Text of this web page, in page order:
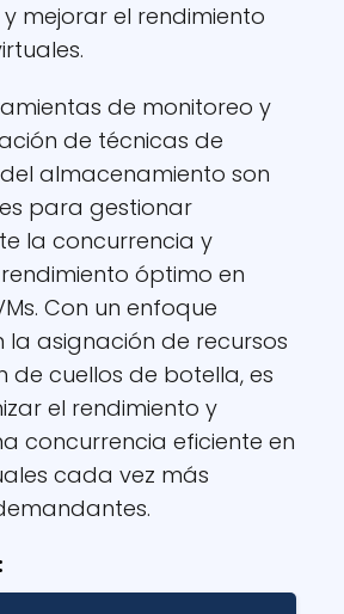
mejorar el rendimiento
de monitoreo y
de técnicas de
almacenamiento son
para gestionar
la concurrencia y
óptimo en
Con un enfoque
asignación de recursos
de cuellos de botella, es
el rendimiento y
concurrencia eficiente en
cada vez más